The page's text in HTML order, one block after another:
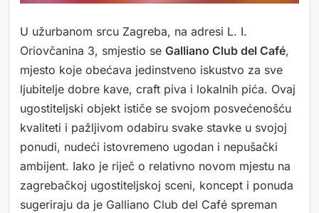
U užurbanom srcu Zagreba, na adresi L. I.
Oriovčanina 3, smjestio se Galliano Club del Café,
mjesto koje obećava jedinstveno iskustvo za sve
ljubitelje dobre kave, craft piva i lokalnih pića. Ovaj
ugostiteljski objekt ističe se svojom posvećenošću
kvaliteti i pažljivom odabiru svake stavke u svojoj
ponudi, nudeći istovremeno ugodan i nepušački
ambijent. Iako je riječ o relativno novom mjestu na
zagrebačkoj ugostiteljskoj sceni, koncept i ponuda
sugeriraju da je Galliano Club del Café spreman